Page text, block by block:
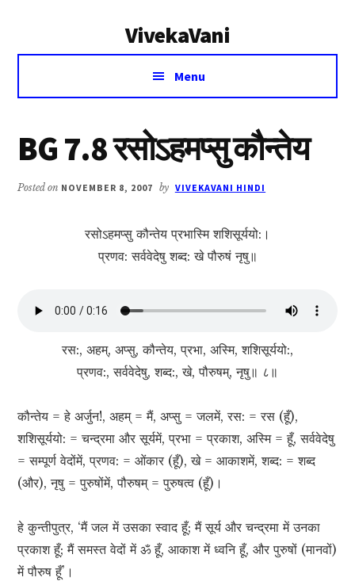
VivekaVani
Voice
Vivekananda
Menu
BG 7.8 रसोऽहमप्सु कौन्तेय
Posted on NOVEMBER 8, 2007 by VIVEKAVANI HINDI
रसोऽहमप्सु कौन्तेय प्रभास्मि शशिसूर्ययो:।
प्रणव: सर्ववेदेषु शब्द: खे पौरुषं नृषु॥
रस:, अहम्, अप्सु, कौन्तेय, प्रभा, अस्मि, शशिसूर्ययो:,
प्रणव:, सर्ववेदेषु, शब्द:, खे, पौरुषम्, नृषु॥ ८॥
कौन्तेय = हे अर्जुन!, अहम् = मैं, अप्सु = जलमें, रस: = रस (हूँ),
शशिसूर्ययो: = चन्द्रमा और सूर्यमें, प्रभा = प्रकाश, अस्मि = हूँ, सर्ववेदेषु
= सम्पूर्ण वेदोंमें, प्रणव: = ओंकार (हूँ), खे = आकाशमें, शब्द: = शब्द
(और), नृषु = पुरुषोंमें, पौरुषम् = पुरुषत्व (हूँ)।
हे कुन्तीपुत्र, ‘मैं जल में उसका स्वाद हूँ; मैं सूर्य और चन्द्रमा में उनका
प्रकाश हूँ; मैं समस्त वेदों में ॐ हूँ, आकाश में ध्वनि हूँ, और पुरुषों (मानवों)
में पौरुष हूँ’।